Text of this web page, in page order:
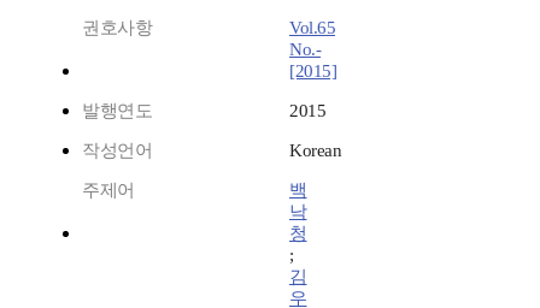
권호사항
Vol.65
No.-
[2015]
발행연도 2015
작성언어 Korean
주제어
백
낙
청
;
김
우